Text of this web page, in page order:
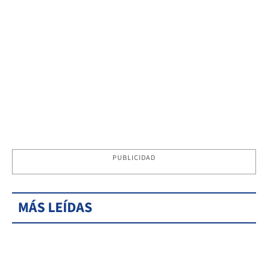
PUBLICIDAD
MÁS LEÍDAS